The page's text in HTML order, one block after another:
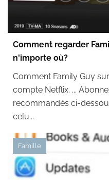
Comment regarder
n'importe où?
Comment Family Guy
compte Netflix. ...
recommandés ci-
celu...
Famille